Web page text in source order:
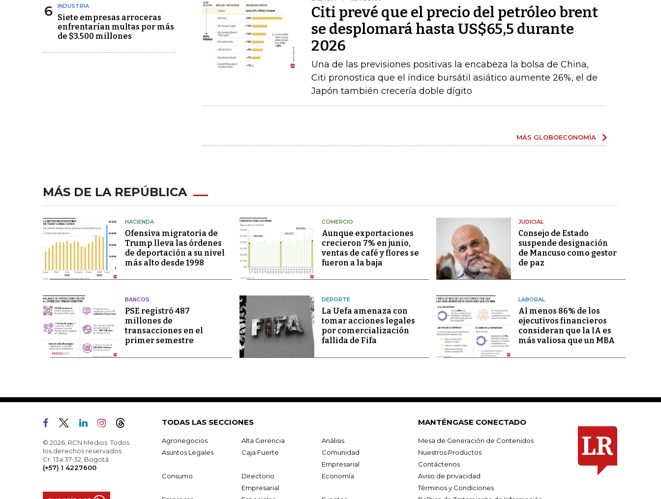
6 INDUSTRIA
Siete empresas arroceras
enfrentarían multas por más
de $3.500 millones
Citi prevé que el precio del petróleo brent
se desplomará hasta US$65,5 durante
2026
Una de las previsiones positivas la encabeza la bolsa de China,
Citi pronostica que el índice bursátil asiático aumente 26%, el de
Japón también crecería doble dígito
MÁS GLOBOECONOMÍA
MÁS DE LA REPÚBLICA
HACIENDA
Ofensiva migratoria de
Trump lleva las órdenes
de deportación a su nivel
más alto desde 1998
COMERCIO
Aunque exportaciones
crecieron 7% en junio,
ventas de café y flores se
fueron a la baja
JUDICIAL
Consejo de Estado
suspende designación
de Mancuso como gestor
de paz
BANCOS
PSE registró 487
millones de
transacciones en el
primer semestre
DEPORTE
La Uefa amenaza con
tomar acciones legales
por comercialización
fallida de Fifa
LABORAL
Al menos 86% de los
ejecutivos financieros
consideran que la IA es
más valiosa que un MBA
© 2026, RCN Medios. Todos
los derechos reservados.
Cr. 13a 37-32, Bogotá
(+57) 1 4227600
TODAS LAS SECCIONES
Agronegocios Alta Gerencia
Análisis
Asuntos Legales
Caja Fuerte
Comunidad
Empresarial
Consumo
Directorio
Empresarial
Economía
MANTÉNGASE CONECTADO
Mesa de Generación de Contenidos
Nuestros Productos
Contáctenos
Aviso de privacidad
Términos y Condiciones